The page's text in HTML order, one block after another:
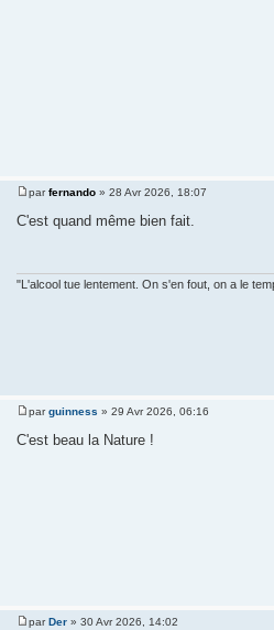
parfernando » 28 Avr 2026, 18:07
C'est quand même bien fait.
"L'alcool tue lentement. On s'en fout, on a le
parguinness » 29 Avr 2026, 06:16
C'est beau la Nature !
parDer » 30 Avr 2026, 14:02